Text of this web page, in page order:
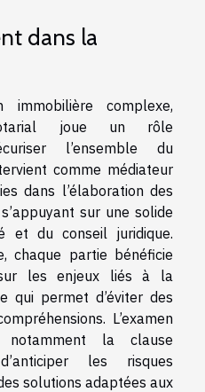
dans la
immobilière complexe,
notarial joue un rôle
l’ensemble du
comme médiateur
dans l’élaboration des
sur une solide
et du conseil juridique.
chaque partie bénéficie
les enjeux liés à la
qui permet d’éviter des
L’examen
la clause
les risques
solutions adaptées aux